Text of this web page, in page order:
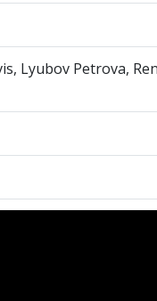
Lyubov Petrova,